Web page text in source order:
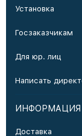
Установка
Госзаказчикам
Для юр. лиц
Написать
ИНФОРМАЦИЯ
Доставка